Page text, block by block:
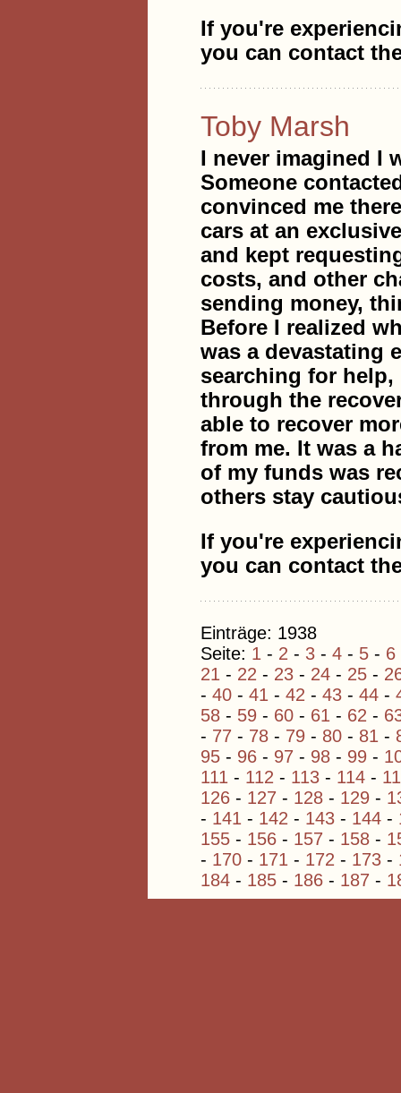
If you're
you can contact
Toby Marsh
I never imagined I
Someone
convinced me
cars at an
and kept
costs, and other
sending money,
Before I realized
was a devastating
searching for help,
through the
able to recover
from me. It was a
of my funds was
others stay
If you're
you can contact
Einträge: 1938
Seite: 1 - 2 - 3 - 4 - 5 - 6
21 - 22 - 23 - 24 - 25 -
- 40 - 41 - 42 - 43 - 44 -
58 - 59 - 60 - 61 - 62 -
- 77 - 78 - 79 - 80 - 81 -
95 - 96 - 97 - 98 - 99 -
111 - 112 - 113 - 114 -
126 - 127 - 128 - 129 -
- 141 - 142 - 143 - 144 -
155 - 156 - 157 - 158 -
- 170 - 171 - 172 - 173 -
184 - 185 - 186 - 187 -